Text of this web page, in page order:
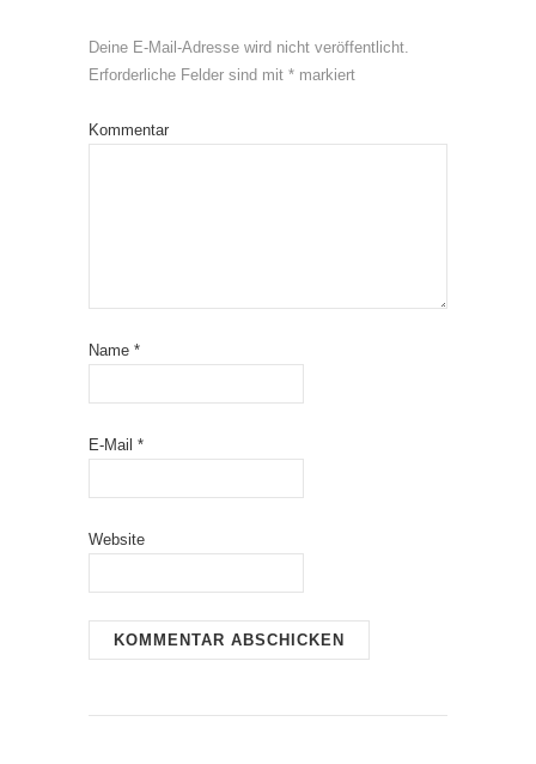
Deine E-Mail-Adresse wird nicht veröffentlicht.
Erforderliche Felder sind mit * markiert
Kommentar
Name *
E-Mail *
Website